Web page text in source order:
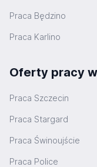
Praca Będzino
Praca Karlino
Oferty pracy
Praca Szczecin
Praca Stargard
Praca Świnoujście
Praca Police